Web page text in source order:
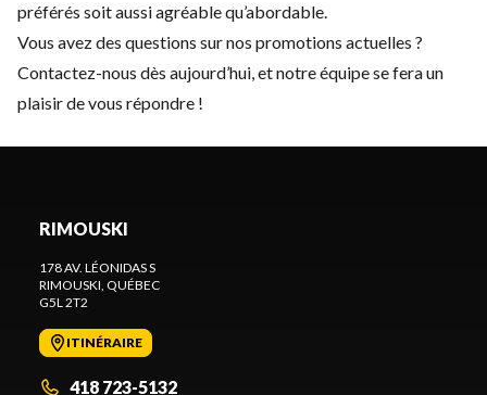
préférés soit aussi agréable qu’abordable.
Vous avez des questions sur nos promotions actuelles ?
Contactez-nous dès aujourd’hui, et notre équipe se fera un
plaisir de vous répondre !
RIMOUSKI
178 AV. LÉONIDAS S
RIMOUSKI, QUÉBEC
G5L 2T2
ITINÉRAIRE
418 723-5132